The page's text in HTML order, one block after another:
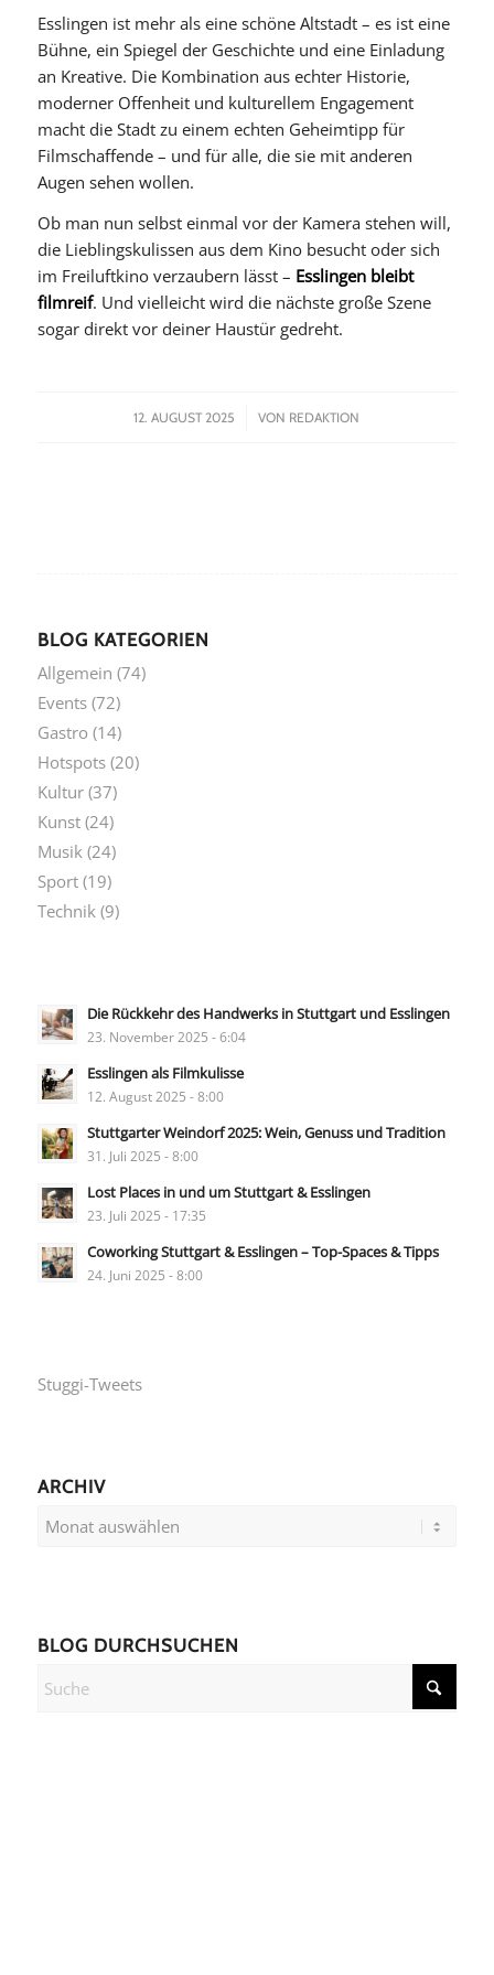
Esslingen ist mehr als eine schöne Altstadt – es ist eine
Bühne, ein Spiegel der Geschichte und eine Einladung
an Kreative. Die Kombination aus echter Historie,
moderner Offenheit und kulturellem Engagement
macht die Stadt zu einem echten Geheimtipp für
Filmschaffende – und für alle, die sie mit anderen
Augen sehen wollen.
Ob man nun selbst einmal vor der Kamera stehen will,
die Lieblingskulissen aus dem Kino besucht oder sich
im Freiluftkino verzaubern lässt – Esslingen bleibt
filmreif. Und vielleicht wird die nächste große Szene
sogar direkt vor deiner Haustür gedreht.
12. AUGUST 2025
/ VON REDAKTION
BLOG KATEGORIEN
Allgemein (74)
Events(72)
Gastro (14)
Hotspots(20)
Kultur(37)
Kunst(24)
Musik (24)
Sport(19)
Technik (9)
Die Rückkehr des Handwerks in Stuttgart und Esslingen
23. November 2025 - 6:04
Esslingen als Filmkulisse
12. August 2025 - 8:00
Stuttgarter Weindorf 2025: Wein, Genuss und Tradition
31. Juli 2025 - 8:00
Lost Places in und um Stuttgart & Esslingen
23. Juli 2025 - 17:35
Coworking Stuttgart & Esslingen – Top-Spaces & Tipps
24. Juni 2025 - 8:00
Stuggi-Tweets
ARCHIV
BLOG DURCHSUCHEN